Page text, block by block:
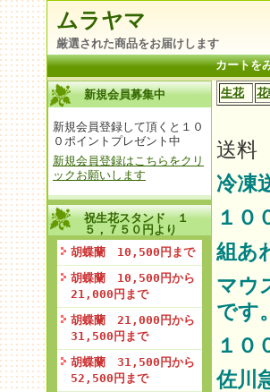
ムラヤマ
厳選された商品をお届けします
カートを
新規会員募集中
新規会員登録して頂くと１０
０ポイントプレゼント中
新規会員登録はこちらをクリ
ックお願いします
祝生花スタンド １
５，７５０円より
胡蝶蘭 10,500円まで
胡蝶蘭 10,500円から
21,000円まで
胡蝶蘭 21,000円から
31,500円まで
胡蝶蘭 31,500円から
52,500円まで
生花
送料
冷凍
１０
組あ
マウ
です。
１０
佐川